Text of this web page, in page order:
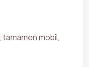
mobil,